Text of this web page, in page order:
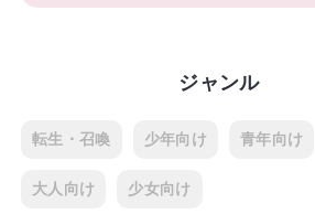
ジャンル
転生・召喚 少年向け 青年向け
大人向け 少女向け